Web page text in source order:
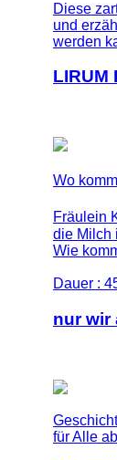
Diese
und
werden
LIRUM
Wo
Fräulein
die Milch
Wie
Dauer :
nur wir
für Alle